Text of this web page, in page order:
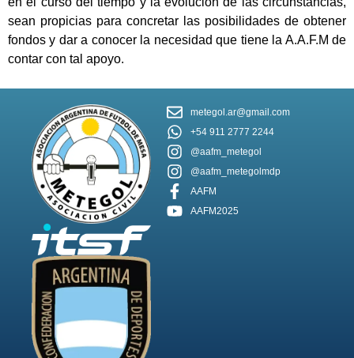
sean propicias para concretar las posibilidades de obtener
fondos y dar a conocer la necesidad que tiene la A.A.F.M de
contar con tal apoyo.
metegol.ar@gmail.com
+54 911 2777 2244
@aafm_metegol
@aafm_metegolmdp
AAFM
AAFM2025